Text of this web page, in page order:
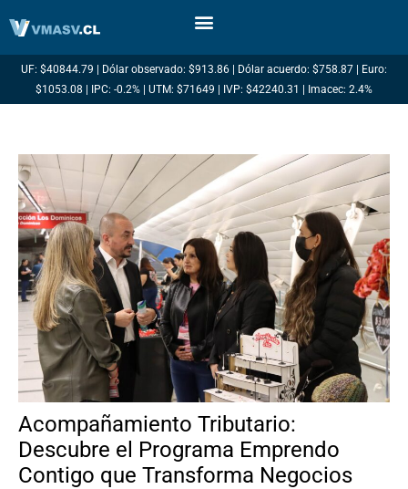
UF: $40844.79 | Dólar observado: $913.86 | Dólar acuerdo: $758.87 | Euro:
$1053.08 | IPC: -0.2% | UTM: $71649 | IVP: $42240.31 | Imacec: 2.4%
Acompañamiento Tributario:
Descubre el Programa Emprendo
Contigo que Transforma Negocios